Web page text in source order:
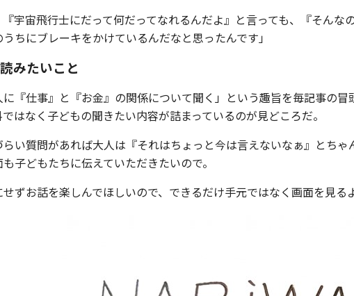
宇宙飛行士にだって何だってなれるんだよ』と言っても、『そん
ちにブレーキをかけているんだなと思ったんです」
みたいこと
に『仕事』と『お金』の関係について聞く」という趣旨を毎記事の
はなく子どもの聞きたい内容が詰まっているのが見どころだ。
らい質問があれば大人は『それはちょっと今は言えないなぁ』とち
子どもたちに伝えていただきたいので。
ずお話を楽しんでほしいので、できるだけ手元ではなく画面を見る